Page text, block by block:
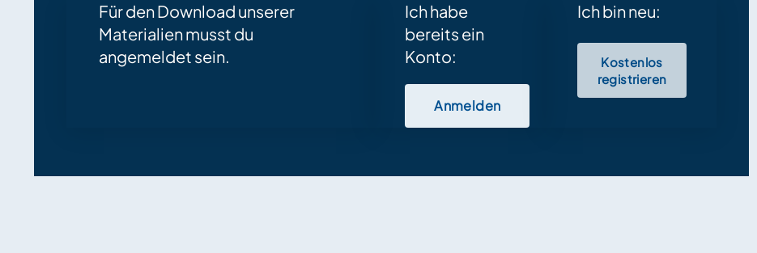
Für den Download unserer
Materialien musst du
angemeldet sein.
Ich habe
bereits ein
Konto:
Anmelden
Ich bin neu:
Kostenlos
registrieren